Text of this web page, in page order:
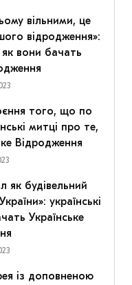
вільними, це
відродження»:
як вони бачать
того, що по
митці про те,
Відродження
як будівельний
українські
Українське
із доповненою